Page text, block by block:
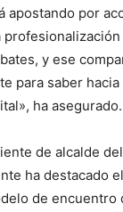
apostando por
y ese
para saber
ha asegurado.
de alcalde
ha destacado
de encuentro